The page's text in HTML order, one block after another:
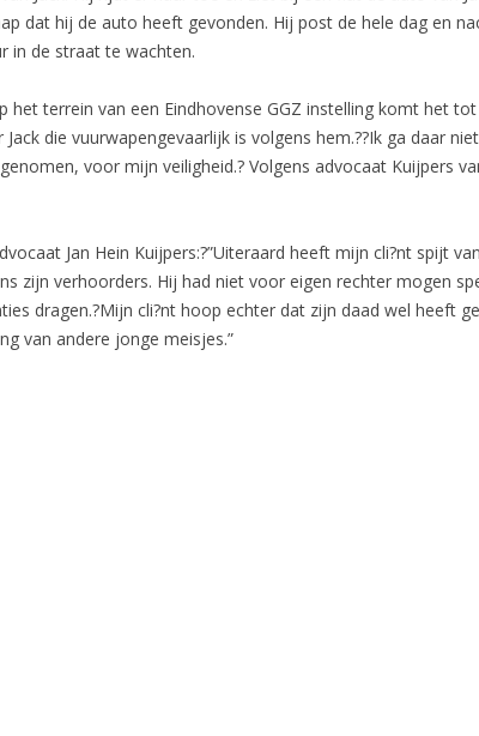
dat hij de auto heeft gevonden. Hij post de hele dag en
in de straat te wachten.
het terrein van een Eindhovense GGZ instelling komt het
die vuurwapengevaarlijk is volgens hem.??Ik ga daar
voor mijn veiligheid.? Volgens advocaat Kuijpers
Jan Hein Kuijpers:?”Uiteraard heeft mijn cli?nt spijt
zijn verhoorders. Hij had niet voor eigen rechter mogen
dragen.?Mijn cli?nt hoop echter dat zijn daad wel heeft
van andere jonge meisjes.”